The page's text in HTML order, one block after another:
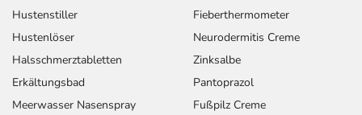
Hustenstiller
Hustenlöser
Halsschmerztabletten
Erkältungsbad
Meerwasser Nasenspray
Fieberthermometer
Neurodermitis Creme
Zinksalbe
Pantoprazol
Fußpilz Creme